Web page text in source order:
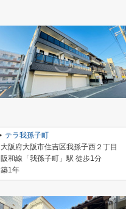
テラ我孫子町
大阪府大阪市住吉区我孫子西２丁目
阪和線「我孫子町」駅 徒歩1分
築1年